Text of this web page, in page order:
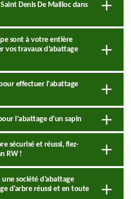
Denis De Mailloc dans
sont à votre entière
vos travaux d’abattage
effectuer l'abattage
l'abattage d'un sapin
sécurisé et réussi, fiez-
RW !
une société d’abattage
d’arbre réussi et en toute